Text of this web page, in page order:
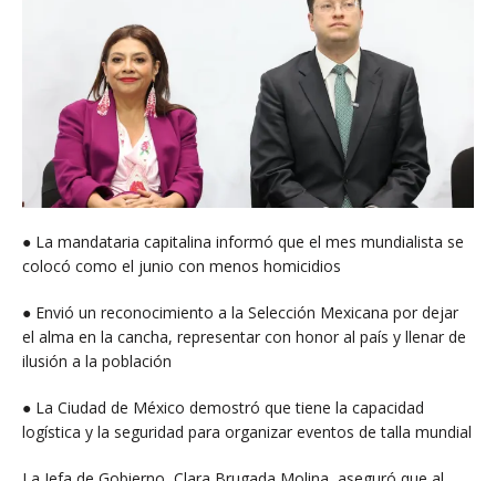
● La mandataria capitalina informó que el mes mundialista se
colocó como el junio con menos homicidios
● Envió un reconocimiento a la Selección Mexicana por dejar
el alma en la cancha, representar con honor al país y llenar de
ilusión a la población
● La Ciudad de México demostró que tiene la capacidad
logística y la seguridad para organizar eventos de talla mundial